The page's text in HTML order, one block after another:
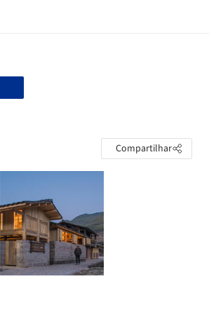
Compartilhar